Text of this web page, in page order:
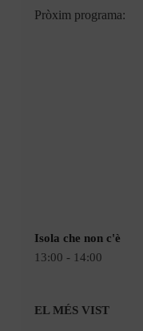
Pròxim programa:
Isola che non c'è
13:00 - 14:00
EL MÉS VIST